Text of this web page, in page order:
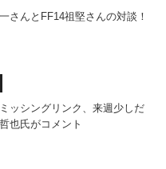
さんとFF14祖堅さんの対談！
ッシングリンク、来週少しだ
也氏がコメント